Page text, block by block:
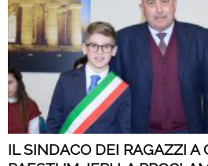
IL SINDACO DEI RAGAZZI A